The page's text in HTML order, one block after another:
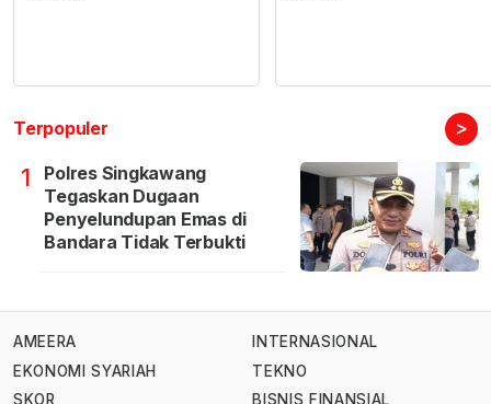
Terpopuler >
1
Polres Singkawang
Tegaskan Dugaan
Penyelundupan Emas di
Bandara Tidak Terbukti
AMEERA
EKONOMI SYARIAH
SKOR
INTERNASIONAL
TEKNO
BISNIS FINANSIAL